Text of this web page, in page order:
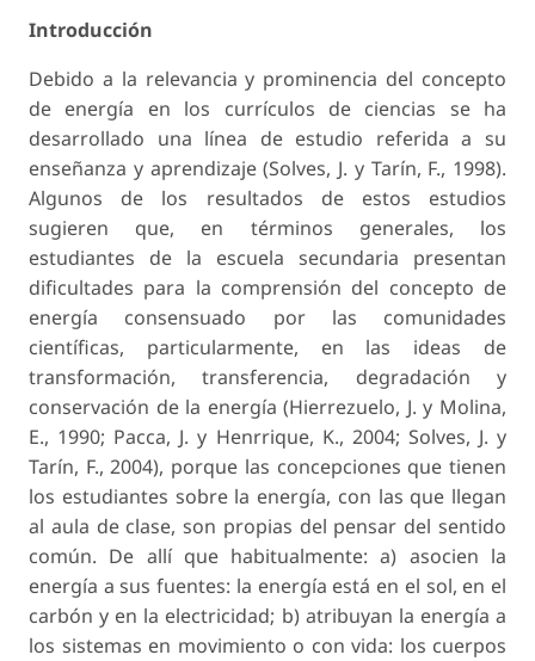
Introducción
Debido a la relevancia y prominencia del concepto
de energía en los currículos de ciencias se ha
desarrollado una línea de estudio referida a su
enseñanza y aprendizaje (Solves, J. y Tarín, F., 1998).
Algunos de los resultados de estos estudios
sugieren que, en términos generales, los
estudiantes de la escuela secundaria presentan
dificultades para la comprensión del concepto de
energía consensuado por las comunidades
científicas, particularmente, en las ideas de
transformación, transferencia, degradación y
conservación de la energía (Hierrezuelo, J. y Molina,
E., 1990; Pacca, J. y Henrrique, K., 2004; Solves, J. y
Tarín, F., 2004), porque las concepciones que tienen
los estudiantes sobre la energía, con las que llegan
al aula de clase, son propias del pensar del sentido
común. De allí que habitualmente: a) asocien la
energía a sus fuentes: la energía está en el sol, en el
carbón y en la electricidad; b) atribuyan la energía a
los sistemas en movimiento o con vida: los cuerpos